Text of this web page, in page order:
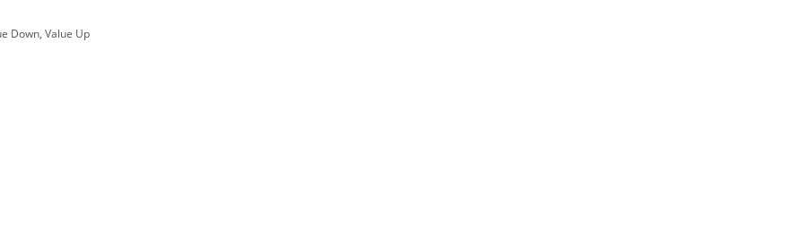
Down, Value Up